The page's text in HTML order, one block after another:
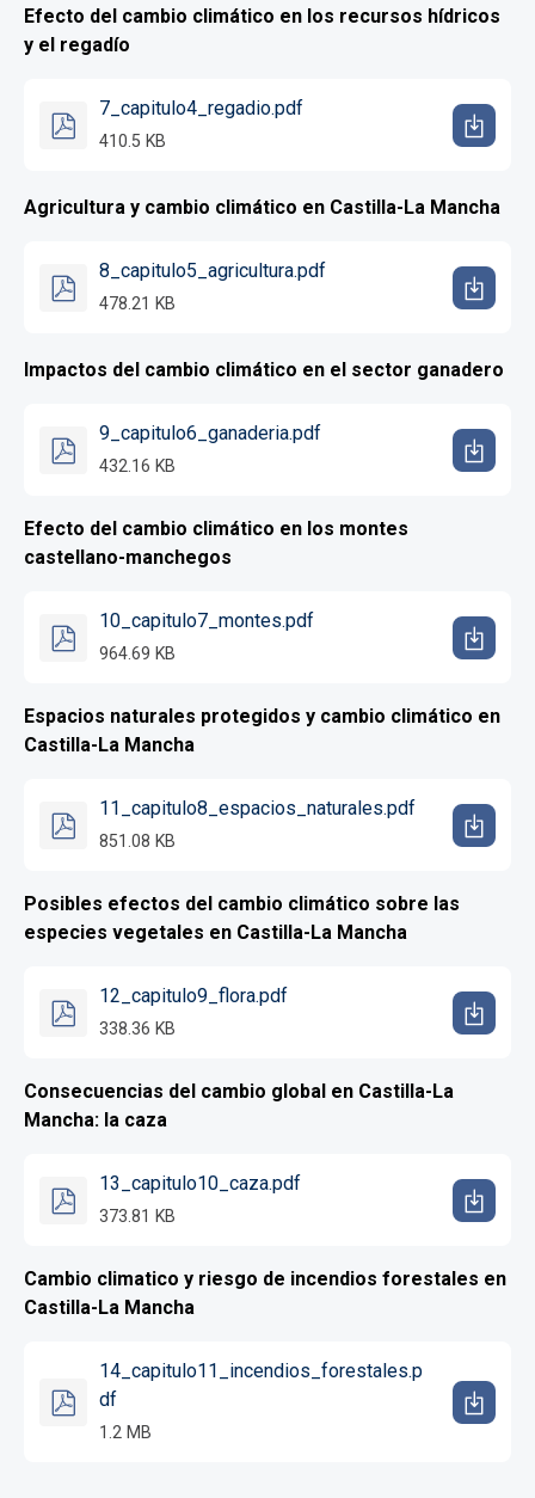
Efecto del cambio climático en los recursos hídricos
y el regadío
7_capitulo4_regadio.pdf
410.5 KB
Agricultura y cambio climático en Castilla-La Mancha
8_capitulo5_agricultura.pdf
478.21 KB
Impactos del cambio climático en el sector ganadero
9_capitulo6_ganaderia.pdf
432.16 KB
Efecto del cambio climático en los montes
castellano-manchegos
10_capitulo7_montes.pdf
964.69 KB
Espacios naturales protegidos y cambio climático en
Castilla-La Mancha
11_capitulo8_espacios_naturales.pdf
851.08 KB
Posibles efectos del cambio climático sobre las
especies vegetales en Castilla-La Mancha
12_capitulo9_flora.pdf
338.36 KB
Consecuencias del cambio global en Castilla-La
Mancha: la caza
13_capitulo10_caza.pdf
373.81 KB
Cambio climatico y riesgo de incendios forestales en
Castilla-La Mancha
14_capitulo11_incendios_forestales.p
df
1.2 MB